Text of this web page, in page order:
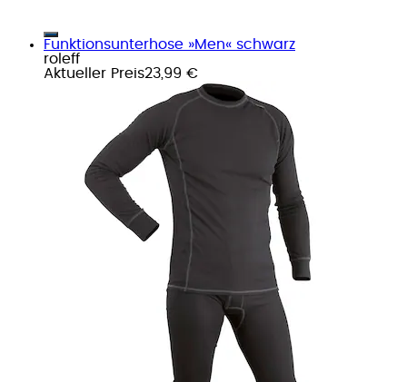
Funktionsunterhose »Men« schwarz
roleff
Aktueller Preis23,99 €